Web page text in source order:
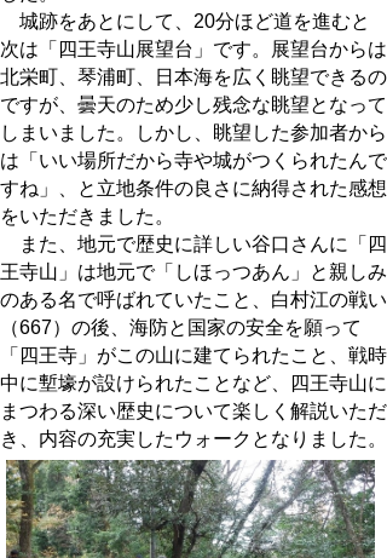
城跡をあとにして、20分ほど道を進むと
次は「四王寺山展望台」です。展望台からは
北栄町、琴浦町、日本海を広く眺望できるの
ですが、曇天のため少し残念な眺望となって
しまいました。しかし、眺望した参加者から
は「いい場所だから寺や城がつくられたんで
すね」、と立地条件の良さに納得された感想
をいただきました。
また、地元で歴史に詳しい谷口さんに「四
王寺山」は地元で「しほっつあん」と親しみ
のある名で呼ばれていたこと、白村江の戦い
（667）の後、海防と国家の安全を願って
「四王寺」がこの山に建てられたこと、戦時
中に塹壕が設けられたことなど、四王寺山に
まつわる深い歴史について楽しく解説いただ
き、内容の充実したウォークとなりました。